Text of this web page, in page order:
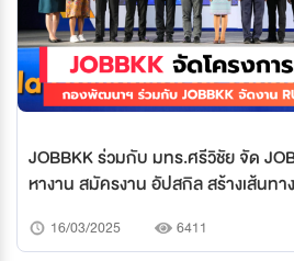
JOBBKK ร่วมกับ มทร.ศรีวิชัย จัด
หางาน สมัครงาน อัปสกิล สร้างเส้นท
16/03/2025 6411